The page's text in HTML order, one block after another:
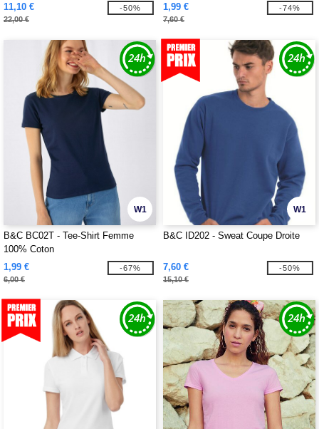
11,10 €
22,00 €
-50%
1,99 €
7,60 €
-74%
W1
B&C BC02T - Tee-Shirt Femme
100% Coton
1,99 €
6,00 €
-67%
W1
B&C ID202 - Sweat Coupe Droite
7,60 €
15,10 €
-50%